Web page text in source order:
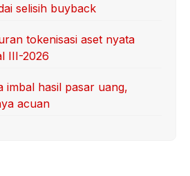
selisih buyback
tokenisasi aset nyata
III-2026
imbal hasil pasar uang,
acuan